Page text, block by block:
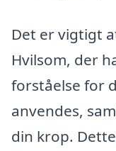
Det er vigtigt
Hvilsom, der
forståelse for
anvendes,
din krop.